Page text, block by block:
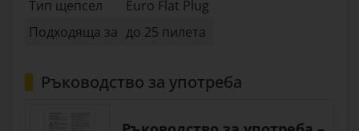
Тип щепсел
Euro Flat Plug
Подходяща за до 25 пилета
Ръководство за употреба